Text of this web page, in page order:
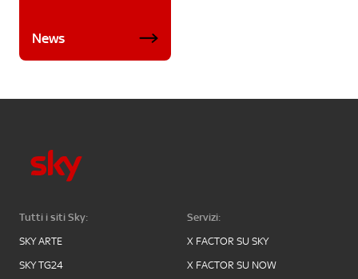
News
Tutti i siti Sky:
SKY ARTE
SKY TG24
Servizi:
X FACTOR SU SKY
X FACTOR SU NOW